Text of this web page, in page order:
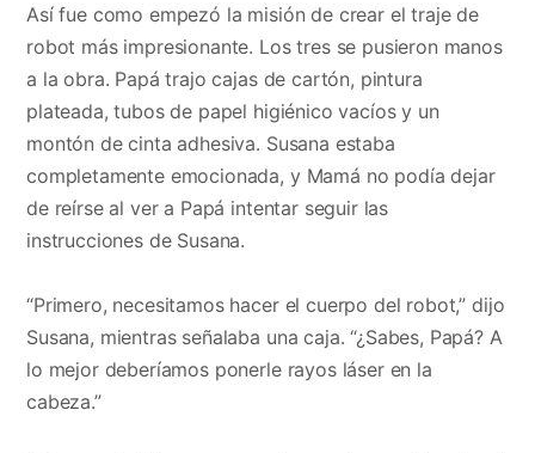
Así fue como empezó la misión de crear el traje de
robot más impresionante. Los tres se pusieron manos
a la obra. Papá trajo cajas de cartón, pintura
plateada, tubos de papel higiénico vacíos y un
montón de cinta adhesiva. Susana estaba
completamente emocionada, y Mamá no podía dejar
de reírse al ver a Papá intentar seguir las
instrucciones de Susana.
“Primero, necesitamos hacer el cuerpo del robot,” dijo
Susana, mientras señalaba una caja. “¿Sabes, Papá? A
lo mejor deberíamos ponerle rayos láser en la
cabeza.”